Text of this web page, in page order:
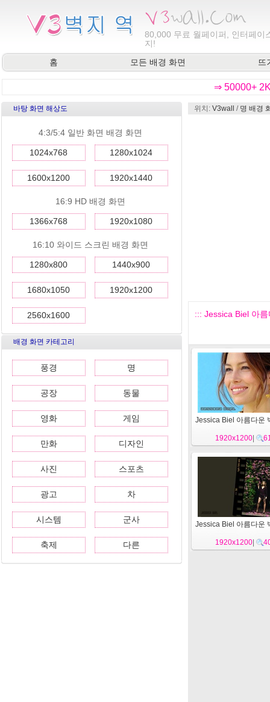
80,000 무료 월페이퍼, 인터페이
지!
홈
모든 배경 화면 뜨
⇒ 50000+
바탕 화면 해상도
4:3/5:4 일반 화면 배경 화면
1024x768 1280x1024
1600x1200 1920x1440
16:9 HD 배경 화면
1366x768 1920x1080
16:10 와이드 스크린 배경 화면
1280x800 1440x900
1680x1050 1920x1200
2560x1600
배경 화면 카테고리
풍경 명
공장 동물
영화 게임
만화 디자인
사진 스포츠
광고 차
시스템 군사
축제 다른
위치: V3wall / 명 배경
::: Jessica Biel 아
Jessica Biel 아름다운
1920x1200
Jessica Biel 아름다운
1920x1200